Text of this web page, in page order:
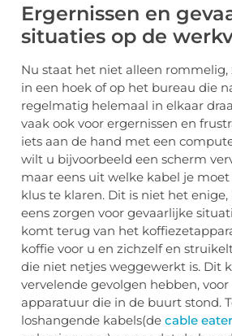
Ergernissen en
situaties op de
Nu staat het niet alleen rommelig,
in een hoek of op het bureau die
regelmatig helemaal in elkaar
vaak ook voor ergernissen en
iets aan de hand met een
wilt u bijvoorbeeld een scherm
maar eens uit welke kabel je
klus te klaren. Dit is niet het
eens zorgen voor gevaarlijke
komt terug van het
koffie voor u en zichzelf en
die niet netjes weggewerkt is. Dit
vervelende gevolgen hebben,
apparatuur die in de buurt stond.
loshangende kabels(de cable eater